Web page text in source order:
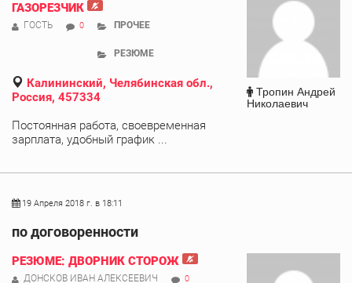
ГАЗОРЕЗЧИК
ГОСТЬ 0 ПРОЧЕЕ
РЕЗЮМЕ
Калининский, Челябинская обл.,
Россия, 457334
Постоянная работа, своевременная
зарплата, удобный график ...
Тропин Андрей
Николаевич
19 Апреля 2018 г. в 18:11
по договоренности
РЕЗЮМЕ: ДВОРНИК СТОРОЖ
ДОНСКОВ ИВАН АЛЕКСЕЕВИЧ 0